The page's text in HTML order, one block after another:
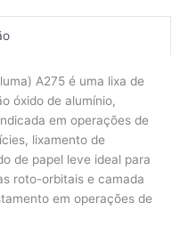
A275 é uma lixa de
óxido de alumínio,
em operações de
lixamento de
de papel leve ideal para
roto-orbitais e camada
em operações de